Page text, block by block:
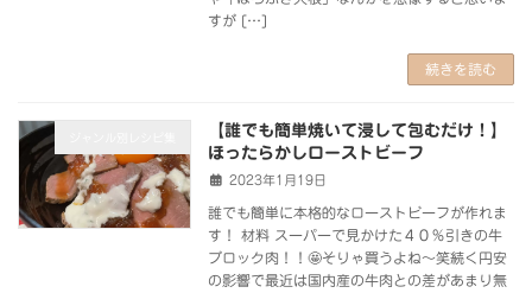
すが […]
続きを読む
【誰でも簡単焼いて浸して包むだけ！】
ほったらかしローストビーフ
2023年1月19日
誰でも簡単に本格的なローストビーフが作れま
す！ 材料 スーパーで見かけた４０％引きの牛
ブロック肉！！🤩そりゃ買うよね～笑続く円安
の影響で最近は国内産の牛肉との差があまり無